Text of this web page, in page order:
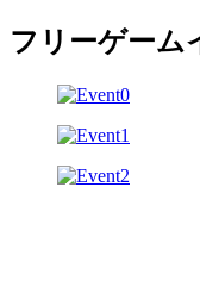
フリーゲーム